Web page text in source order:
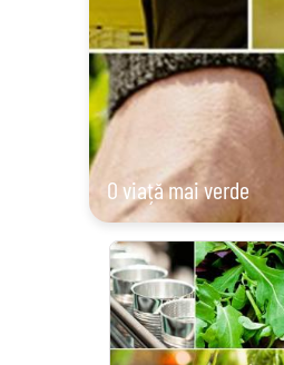
O viață mai verde